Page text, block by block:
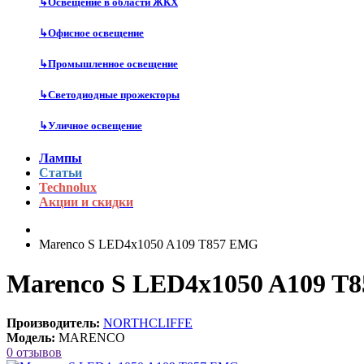
↳Офисное освещение
↳Промышленное освещение
↳Светодиодные прожекторы
↳Уличное освещение
Лампы
Статьи
Technolux
Акции и скидки
Marenco S LED4x1050 A109 T857 EMG
Marenco S LED4x1050 A109
Производитель: NORTHCLIFFE
Модель: MARENCO
0 отзывов